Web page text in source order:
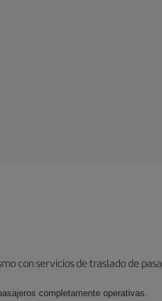
con servicios de traslado de
completamente operativas.